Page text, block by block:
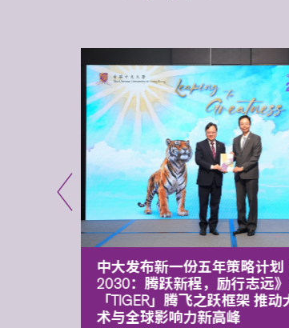
中大发布新一份五年策略计划
2030：腾跃新程，励行志远
「TIGER」腾飞之跃框架 推
术与全球影响力新高峰